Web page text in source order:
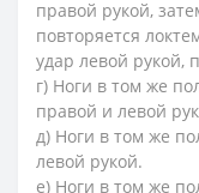
правой рукой,
повторяется
удар левой рукой,
г) Ноги в том же
правой и левой
д) Ноги в том же
левой рукой.
е) Ноги в том же